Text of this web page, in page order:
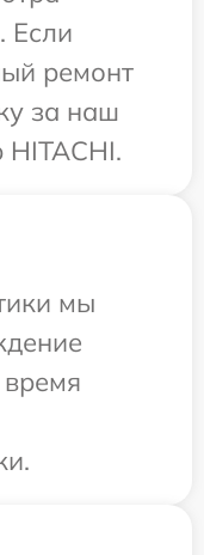
Если
ремонт
за наш
HITACHI.
мы